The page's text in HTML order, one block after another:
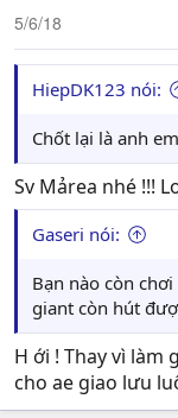
5/6/18
HiepDK123 nói:
Chốt lại là anh
Sv Mảrea nhé !!!
Gaseri nói:
Bạn nào còn
giant còn hút
H ới ! Thay vì
cho ae giao lưu